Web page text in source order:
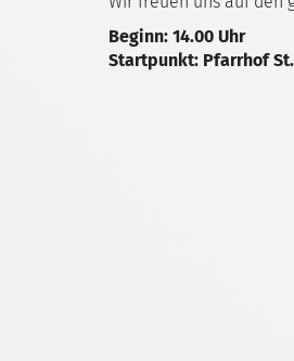
Beginn: 14.00 Uhr
Startpunkt: Pfarrhof